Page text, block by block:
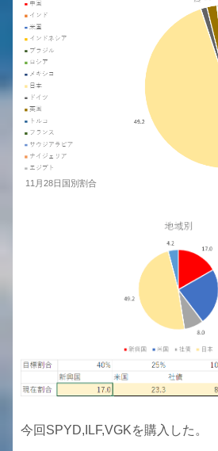
11月28日国別割合
今回SPYD,ILF,VGKを購入した。